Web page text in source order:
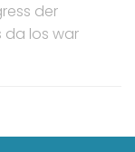
der
da los war